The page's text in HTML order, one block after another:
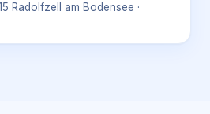
Radolfzell am Bodensee ·